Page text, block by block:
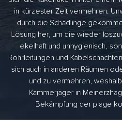
in kürzester Zeit vermehren.
durch die Schädlinge
Lösung her, um die wieder
ekelhaft und unhygienisch,
Rohrleitungen und
sich auch in anderen Räumen
und zu vermehren,
Kammerjäger in
Bekämpfung der plage